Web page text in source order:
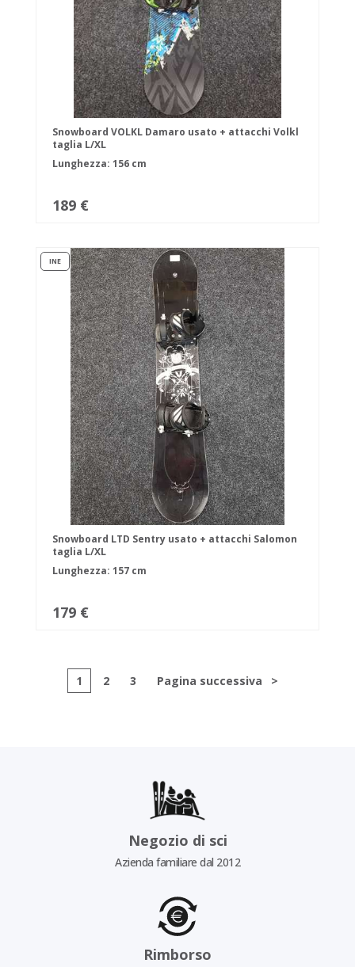
Snowboard VOLKL Damaro usato + attacchi Volkl
taglia L/XL
Lunghezza: 156 cm
189 €
INE
Snowboard LTD Sentry usato + attacchi Salomon
taglia L/XL
Lunghezza: 157 cm
179 €
1 2 3 Pagina successiva >
Negozio di sci
Azienda familiare dal 2012
Rimborso